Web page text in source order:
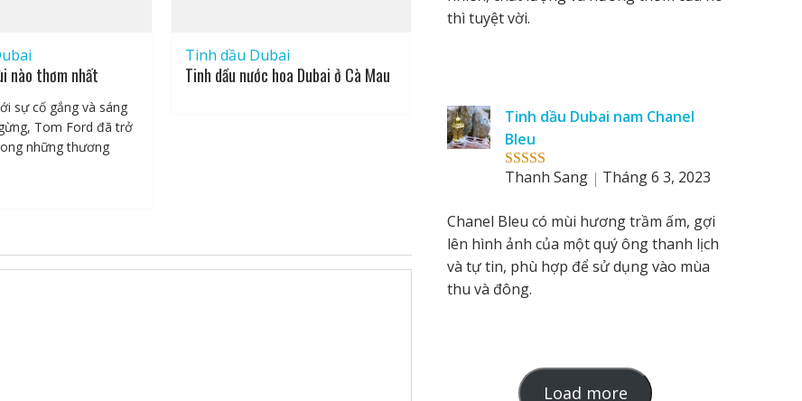
nào thơm nhất
sự cố gắng và sáng
Tom Ford đã trở
những thương
Tinh dầu Dubai
Tinh dầu nước hoa Dubai ở Cà Mau
thì tuyệt vời.
Rated5 out
Tinh dầu Dubai nam Chanel
Bleu
Thanh Sang
Tháng 6 3, 2023
Chanel Bleu có mùi hương trầm ấm, gợi
lên hình ảnh của một quý ông thanh lịch
và tự tin, phù hợp để sử dụng vào mùa
thu và đông.
Load moreL